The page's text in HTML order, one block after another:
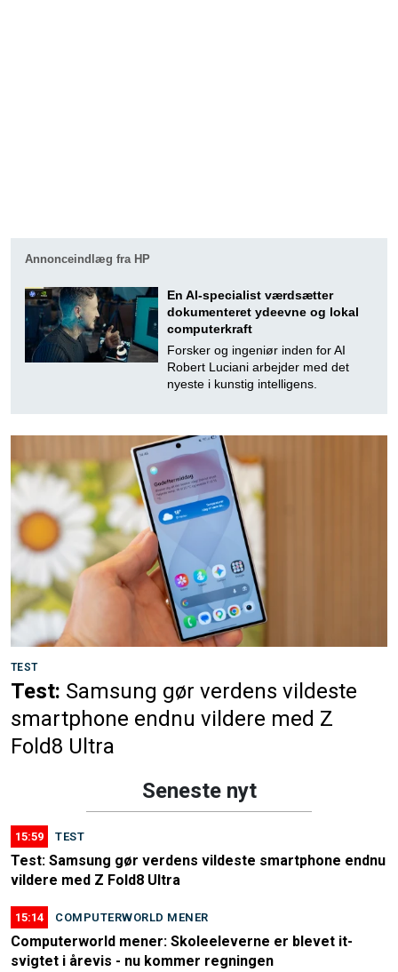
Annonceindlæg fra HP
En AI-specialist værdsætter
dokumenteret ydeevne og lokal
computerkraft
Forsker og ingeniør inden for AI
Robert Luciani arbejder med det
nyeste i kunstig intelligens.
TEST
Test: Samsung gør verdens vildeste
smartphone endnu vildere med Z
Fold8 Ultra
Seneste nyt
15:59 TEST
Test: Samsung gør verdens vildeste smartphone endnu
vildere med Z Fold8 Ultra
15:14 COMPUTERWORLD MENER
Computerworld mener: Skoleeleverne er blevet it-
svigtet i årevis - nu kommer regningen